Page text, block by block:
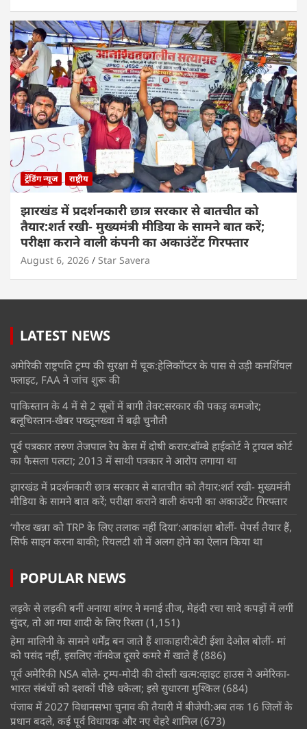
ट्रेंडिंग न्यूज राष्ट्रीय
झारखंड में प्रदर्शनकारी छात्र सरकार से बातचीत को
तैयार:शर्त रखी- मुख्यमंत्री मीडिया के सामने बात करें;
परीक्षा कराने वाली कंपनी का अकाउंटेंट गिरफ्तार
August 6, 2026 Star Savera
LATEST NEWS
अमेरिकी राष्ट्रपति ट्रम्प की सुरक्षा में चूक:हेलिकॉप्टर के पास से उड़ी कमर्शियल
फ्लाइट, FAA ने जांच शुरू की
पाकिस्तान के 4 में से 2 सूबों में बागी तेवर:सरकार की पकड़ कमजोर;
बलूचिस्तान-खैबर पख्तूनख्वा में बढ़ी चुनौती
पूर्व पत्रकार तरुण तेजपाल रेप केस में दोषी करार:बॉम्बे हाईकोर्ट ने ट्रायल कोर्ट
का फैसला पलटा; 2013 में साथी पत्रकार ने आरोप लगाया था
झारखंड में प्रदर्शनकारी छात्र सरकार से बातचीत को तैयार:शर्त रखी- मुख्यमंत्री
मीडिया के सामने बात करें; परीक्षा कराने वाली कंपनी का अकाउंटेंट गिरफ्तार
‘गौरव खन्ना को TRP के लिए तलाक नहीं दिया’:आकांक्षा बोलीं- पेपर्स तैयार हैं,
सिर्फ साइन करना बाकी; रियलटी शो में अलग होने का ऐलान किया था
POPULAR NEWS
लड़के से लड़की बनीं अनाया बांगर ने मनाई तीज, मेहंदी रचा सादे कपड़ों में लगीं
सुंदर, तो आ गया शादी के लिए रिश्ता (1,151)
हेमा मालिनी के सामने धर्मेंद्र बन जाते हैं शाकाहारी:बेटी ईशा देओल बोलीं- मां
को पसंद नहीं, इसलिए नॉनवेज दूसरे कमरे में खाते हैं (886)
पूर्व अमेरिकी NSA बोले- ट्रम्प-मोदी की दोस्ती खत्म:व्हाइट हाउस ने अमेरिका-
भारत संबंधों को दशकों पीछे धकेला; इसे सुधारना मुश्किल (684)
पंजाब में 2027 विधानसभा चुनाव की तैयारी में बीजेपी:अब तक 16 जिलों के
प्रधान बदले, कई पूर्व विधायक और नए चेहरे शामिल (673)